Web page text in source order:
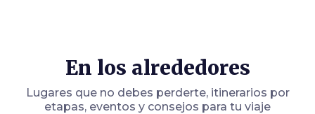
En los alrededores
Lugares que no debes perderte, itinerarios por
etapas, eventos y consejos para tu viaje